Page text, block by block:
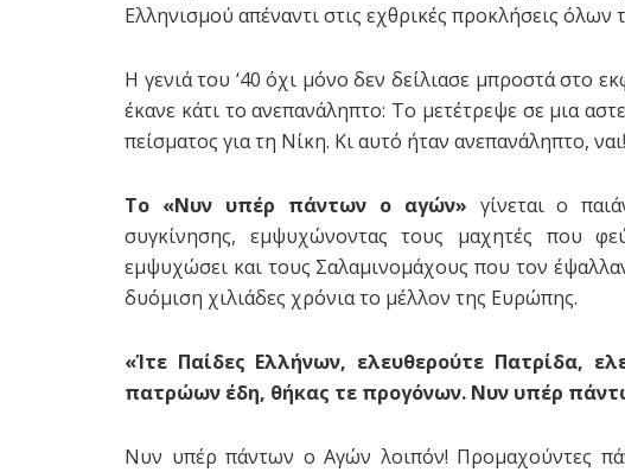
Ελληνισμού απέναντι στις εχθρικές προκλήσεις όλων
Η γενιά του ‘40 όχι μόνο δεν δείλιασε μπροστά στο
έκανε κάτι το ανεπανάληπτο: Το μετέτρεψε σε μια
πείσματος για τη Νίκη. Κι αυτό ήταν ανεπανάληπτο,
Το «Νυν υπέρ πάντων ο αγών» γίνεται ο
συγκίνησης, εμψυχώνοντας τους μαχητές που
εμψυχώσει και τους Σαλαμινομάχους που τον
δυόμιση χιλιάδες χρόνια το μέλλον της Ευρώπης.
«Ίτε Παίδες Ελλήνων, ελευθερούτε Πατρίδα,
πατρώων έδη, θήκας τε προγόνων. Νυν υπέρ
Νυν υπέρ πάντων ο Αγών λοιπόν! Προμαχούντες